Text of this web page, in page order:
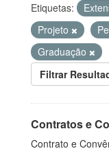
Etiquetas:
Projeto
Graduação
Filtrar
Contratos e
Contrato e